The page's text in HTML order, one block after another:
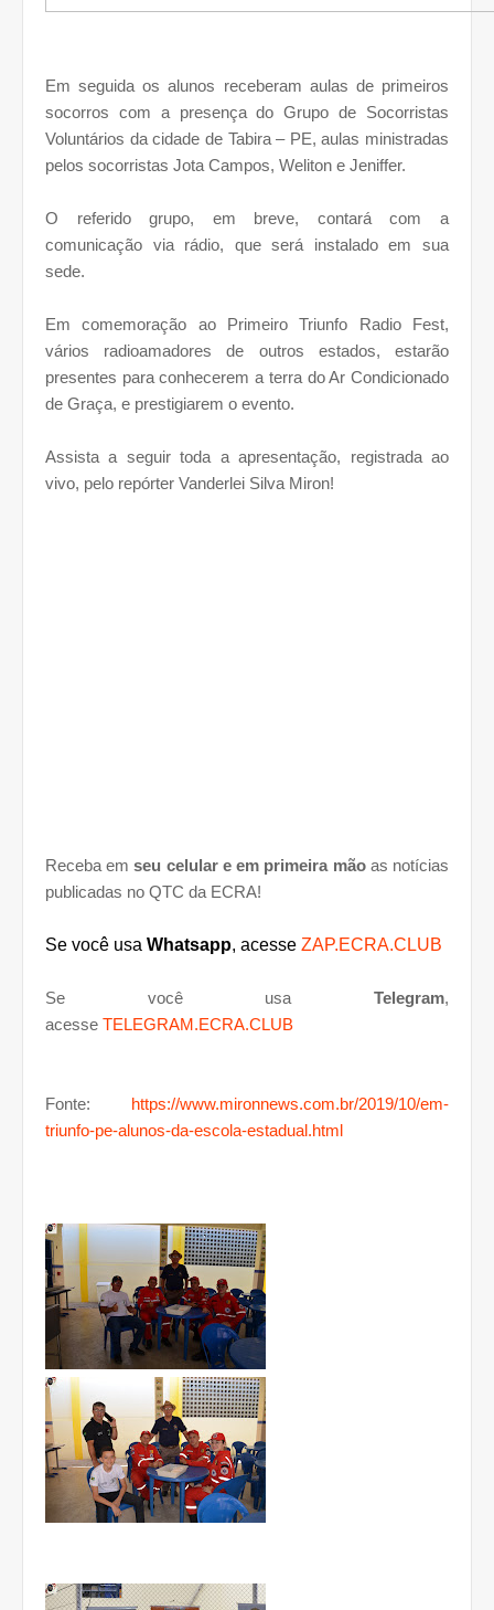
Em seguida os alunos receberam aulas de primeiros
socorros com a presença do Grupo de Socorristas
Voluntários da cidade de Tabira – PE, aulas ministradas
pelos socorristas Jota Campos, Weliton e Jeniffer.
O referido grupo, em breve, contará com a
comunicação via rádio, que será instalado em sua
sede.
Em comemoração ao Primeiro Triunfo Radio Fest,
vários radioamadores de outros estados, estarão
presentes para conhecerem a terra do Ar Condicionado
de Graça, e prestigiarem o evento.
Assista a seguir toda a apresentação, registrada ao
vivo, pelo repórter Vanderlei Silva Miron!
Receba emseu celular e em primeira mãoas notícias
publicadas no QTC da ECRA!
Se você usa Whatsapp, acesse ZAP.ECRA.CLUB
Se você usa Telegram,
acesse TELEGRAM.ECRA.CLUB
Fonte: https://www.mironnews.com.br/2019/10/em-
triunfo-pe-alunos-da-escola-estadual.html